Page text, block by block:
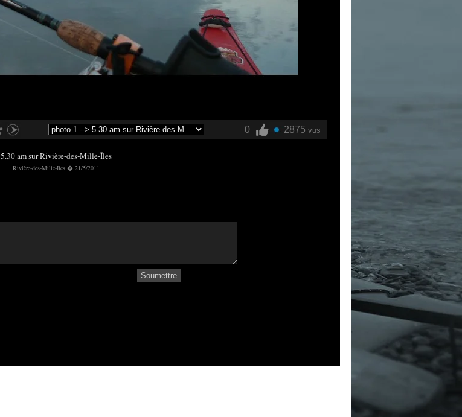
0 2875 vus
5.30 am sur Rivière-des-Mille-Îles
Rivière-des-Mille-Îles � 21/5/2011